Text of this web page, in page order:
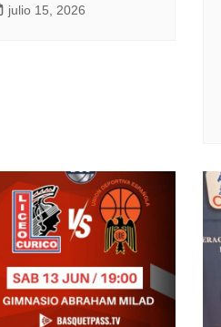
julio 15, 2026